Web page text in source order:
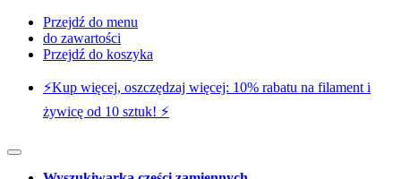
Przejdź do menu
do zawartości
Przejdź do koszyka
⚡️Kup więcej, oszczędzaj więcej: 10% rabatu na filament i
żywicę od 10 sztuk! ⚡️